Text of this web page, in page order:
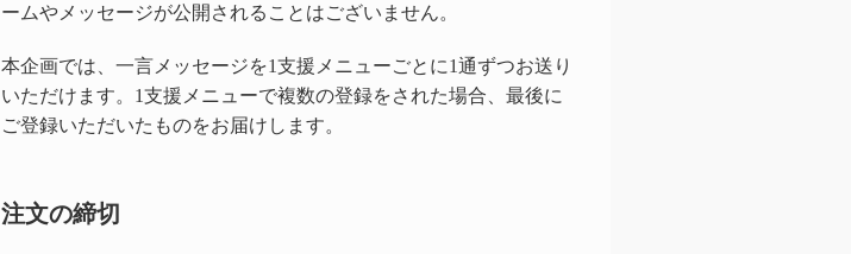
ームやメッセージが公開されることはございません。
本企画では、一言メッセージを1支援メニューごとに1通ずつお送り
いただけます。1支援メニューで複数の登録をされた場合、最後に
ご登録いただいたものをお届けします。
注文の締切